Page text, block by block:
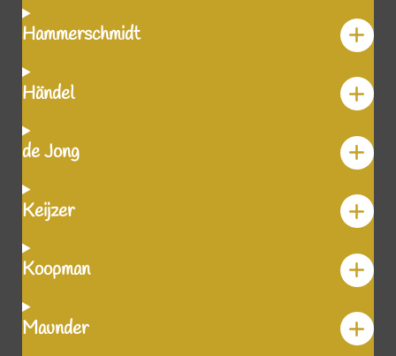
Hammerschmidt
Händel
de Jong
Keijzer
Koopman
Maunder